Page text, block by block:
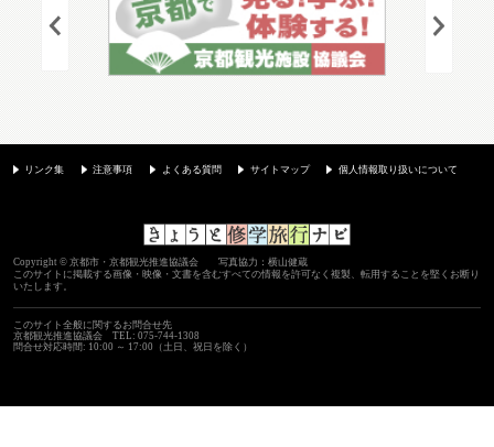
リンク集 注意事項 よくある質問 サイトマップ 個人情報取り扱いについて
Copyright © 京都市・京都観光推進協議会 写真協力：横山健蔵
このサイトに掲載する画像・映像・文書を含むすべての情報を許可なく複製、転用することを堅くお断り
いたします。
このサイト全般に関するお問合せ先
京都観光推進協議会
TEL: 075-744-1308
問合せ対応時間: 10:00 ～ 17:00（土日、祝日を除く）